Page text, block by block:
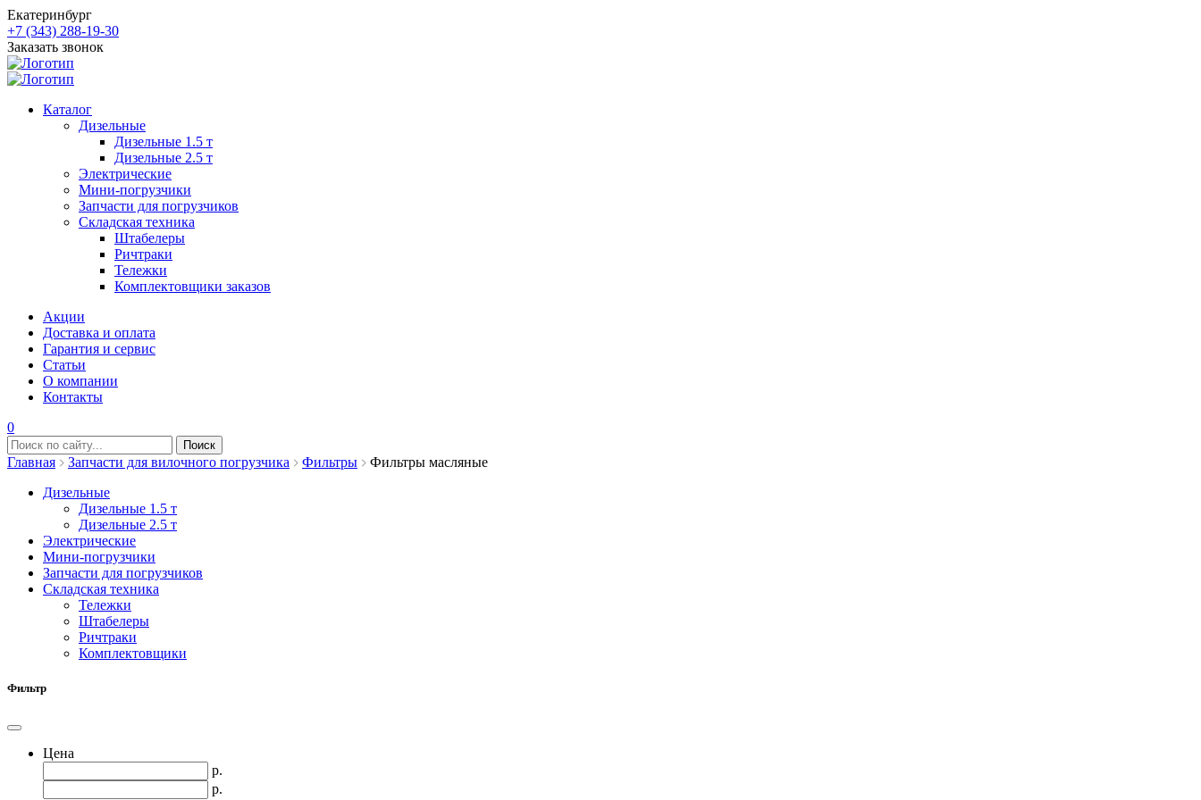
Екатеринбург
+7 (343) 288-19-30
Заказать звонок
Каталог
Дизельные
Дизельные 1.5 т
Дизельные 2.5 т
Электрические
Мини-погрузчики
Запчасти для погрузчиков
Складская техника
Штабелеры
Ричтраки
Тележки
Комплектовщики заказов
Акции
Доставка и оплата
Гарантия и сервис
Статьи
О компании
Контакты
0
Главная Запчасти для вилочного погрузчика Фильтры
Фильтры масляные
Дизельные
Дизельные 1.5 т
Дизельные 2.5 т
Электрические
Мини-погрузчики
Запчасти для погрузчиков
Складская техника
Тележки
Штабелеры
Ричтраки
Комплектовщики
Фильтр
Цена
р.
р.